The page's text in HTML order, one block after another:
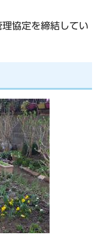
協定を締結してい